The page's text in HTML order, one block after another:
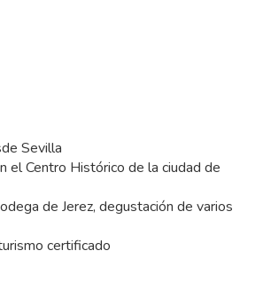
Sevilla
el Centro Histórico de la ciudad de
de Jerez, degustación de varios
certificado